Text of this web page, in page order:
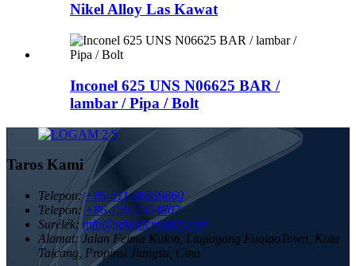
Nikel Alloy Las Kawat
Inconel 625 UNS N06625 BAR /
lambar / Pipa / Bolt
Taros Kami
Telepon: +86-511-86889860
Telepon: +86-15921454807
Surélék: info@sekonicmetals.com
Alamat: Jalan Feima Kulon, Liujiagang FuqiaoTown, Kota
Taicang, Propinsi Jiangsu, Cina